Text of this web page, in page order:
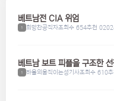
베트남전 CIA 위엄
1 희망찬공직자조회수 654추천 0
베트남 보트 피플을 구조한
1 하울의움직이는성기사조회수 610